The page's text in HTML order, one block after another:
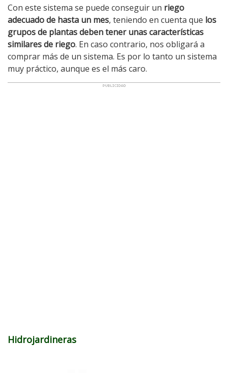
Con este sistema se puede conseguir un riego
adecuado de hasta un mes, teniendo en cuenta que los
grupos de plantas deben tener unas características
similares de riego. En caso contrario, nos obligará a
comprar más de un sistema. Es por lo tanto un sistema
muy práctico, aunque es el más caro.
Hidrojardineras